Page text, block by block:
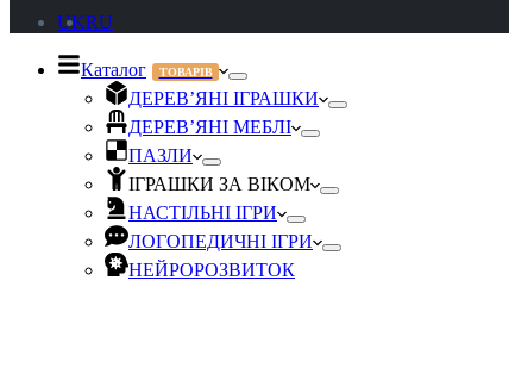
UKRU
Каталог ТОВАРІВ
ДЕРЕВ’ЯНІ ІГРАШКИ
ДЕРЕВ’ЯНІ МЕБЛІ
ПАЗЛИ
ІГРАШКИ ЗА ВІКОМ
НАСТІЛЬНІ ІГРИ
ЛОГОПЕДИЧНІ ІГРИ
НЕЙРОРОЗВИТОК